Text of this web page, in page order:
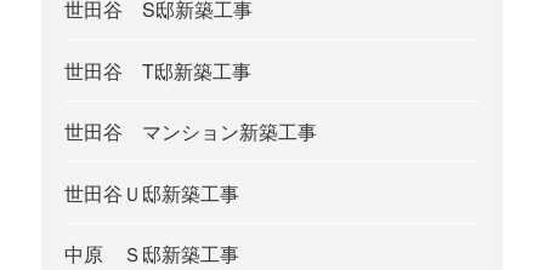
世田谷 S邸新築工事
世田谷 T邸新築工事
世田谷 マンション新築工事
世田谷Ｕ邸新築工事
中原 Ｓ邸新築工事